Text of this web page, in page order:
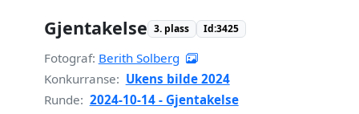
Gjentakelse 3. plass Id:3425
Fotograf: Berith Solberg
Konkurranse: Ukens bilde 2024
Runde: 2024-10-14 - Gjentakelse